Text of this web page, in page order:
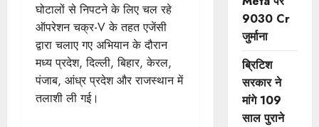
घोटालों से निपटने के लिए चल रहे
ऑपरेशन चक्र-V के तहत एजेंसी
द्वारा चलाए गए अभियान के दौरान
मध्य प्रदेश, दिल्ली, बिहार, केरल,
पंजाब, आंध्र प्रदेश और राजस्थान में
तलाशी ली गई।
9030 Cr
जुर्माना
ब्रिटिश
सरकार ने
मांगे 109
साल पुराने